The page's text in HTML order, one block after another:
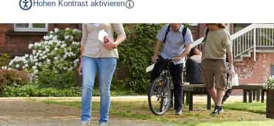
Hohen Kontrast aktivieren